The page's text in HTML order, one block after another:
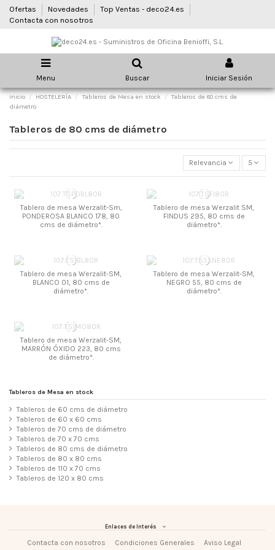
Ofertas Novedades
Top Ventas - deco24.es
Contacta con nosotros
Menu Buscar Iniciar Sesión
Inicio HOSTELERÍA Tableros de Mesa en stock
Tableros de 80 cms de
diámetro
Tableros de 80 cms de diámetro
Relevancia 5
Tablero de mesa Werzalit-Sm,
PONDEROSA BLANCO 178, 80
cms de diámetro*.
Tablero de mesa Werzalit SM,
FINDUS 295, 80 cms de
diámetro*.
Tablero de mesa Werzalit-SM,
BLANCO 01, 80 cms de
diámetro*.
Tablero de mesa Werzalit-SM,
NEGRO 55, 80 cms de
diámetro*.
Tablero de mesa Werzalit-SM,
MARRÓN ÓXIDO 223, 80 cms
de diámetro*.
Tableros de Mesa en stock
Tableros de 60 cms de diámetro
Tableros de 60 x 60 cms
Tableros de 70 cms de diámetro
Tableros de 70 x 70 cms
Tableros de 80 cms de diámetro
Tableros de 80 x 80 cms
Tableros de 110 x 70 cms
Tableros de 120 x 80 cms
Enlaces de Interés
Contacta con nosotros Condiciones Generales Aviso Legal